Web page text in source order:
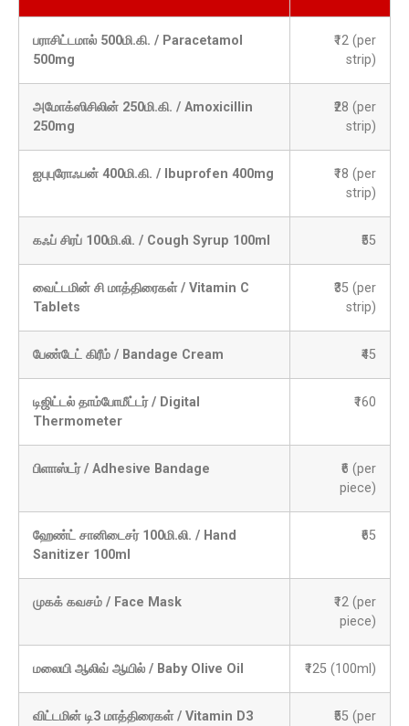
பராசிட்டமால் 500மி.கி. / Paracetamol
500mg
₹12 (per
strip)
அமோக்ஸிசிலின் 250மி.கி. / Amoxicillin
250mg
₹28 (per
strip)
ஐபுபுரோஃபன் 400மி.கி. / Ibuprofen 400mg
₹18 (per
strip)
கஃப் சிரப் 100மி.லி. / Cough Syrup 100ml ₹55
வைட்டமின் சி மாத்திரைகள் / Vitamin C
Tablets
₹35 (per
strip)
பேண்டேட் கிரீம் / Bandage Cream ₹45
டிஜிட்டல் தாம்போமீட்டர் / Digital
Thermometer
₹160
பிளாஸ்டர் / Adhesive Bandage
₹6 (per
piece)
ஹேண்ட் சானிடைசர் 100மி.லி. / Hand
Sanitizer 100ml
₹65
முகக் கவசம் / Face Mask
₹12 (per
piece)
மலையி ஆலிவ் ஆயில் / Baby Olive Oil ₹125 (100ml)
விட்டமின் டி3 மாத்திரைகள் / Vitamin D3
₹55 (per